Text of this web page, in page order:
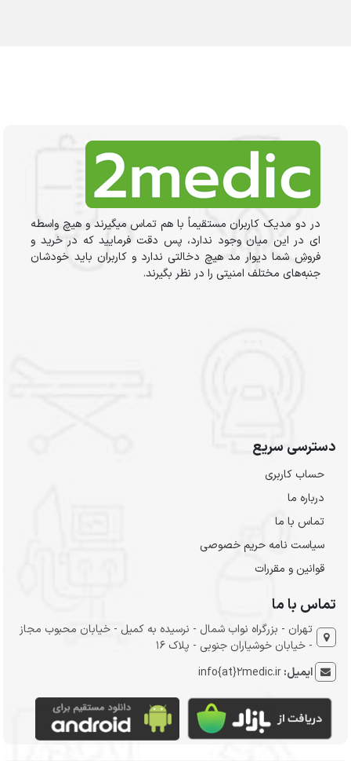
در دو مدیک کاربران مستقیماً با هم تماس میگیرند و هیچ واسطه
ای در این میان وجود ندارد، پس دقت فرمایید که در خرید و
فروشِ شما دیوار مد هیچ دخالتی ندارد و کاربران باید خودشان
جنبه‌های مختلف امنیتی را در نظر بگیرند.
دسترسی سریع
حساب کاربری
درباره ما
تماس با ما
سیاست نامه حریم خصوصی
قوانین و مقررات
تماس با ما
تهران - بزرگراه نواب شمال - نرسیده به کمیل - خیابان محبوب مجاز
- خیابان خوشیاران جنوبی - پلاک 16
ایمیل:info{at}2medic.ir